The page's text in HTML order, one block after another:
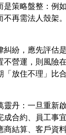
策略盤整：例
再需法人殼架
紛，應先評估
營運，則風險
放住不理」比
丹：一旦重新
合約、員工事
結算、客戶資